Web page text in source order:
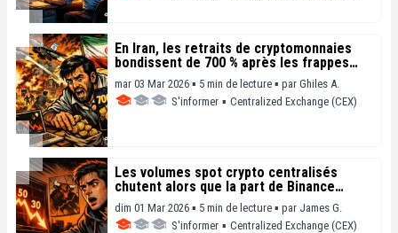
En Iran, les retraits de cryptomonnaies
bondissent de 700 % après les frappes
américaines et israéliennes
mar 03 Mar 2026 ▪ 5 min de lecture ▪ par Ghiles A.
S'informer ▪ Centralized Exchange (CEX)
Les volumes spot crypto centralisés
chutent alors que la part de Binance
diminue et que la saison des altcoins
faiblit
dim 01 Mar 2026 ▪ 5 min de lecture ▪ par James G.
S'informer ▪ Centralized Exchange (CEX)